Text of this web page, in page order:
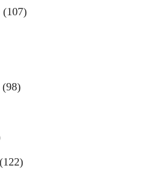
(107)
(98)
(122)